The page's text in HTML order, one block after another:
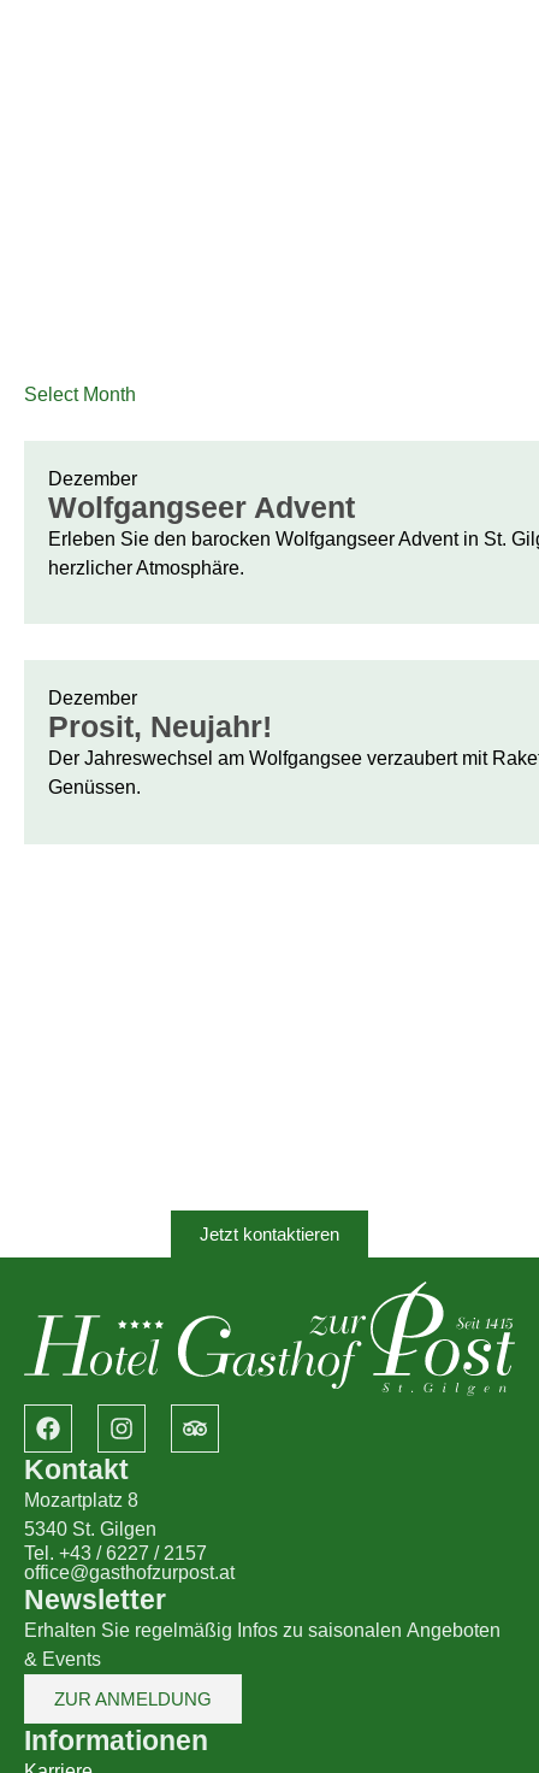
Select Month
Dezember
Wolfgangseer Advent
Erleben Sie den barocken Wolfgangseer Advent in St.
herzlicher Atmosphäre.
Dezember
Prosit, Neujahr!
Der Jahreswechsel am Wolfgangsee verzaubert mit
Genüssen.
Jetzt kontaktieren
Kontakt
Mozartplatz 8
5340 St. Gilgen
Tel. +43 / 6227 / 2157
office@gasthofzurpost.at
Newsletter
Erhalten Sie regelmäßig Infos zu saisonalen Angeboten
& Events
ZUR ANMELDUNG
Informationen